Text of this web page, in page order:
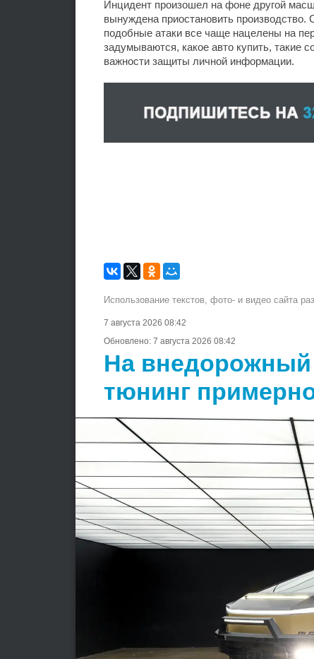
Инцидент произошел на фоне другой
вынуждена приостановить производство.
подобные атаки все чаще нацелены на
задумываются, какое авто купить, такие
важности защиты личной информации.
Использование текстов, фото- и видео сайта
7 августа 2026 08:42
Обновлено: 7 августа 2026 08:42
На внедорожный
тюнинг